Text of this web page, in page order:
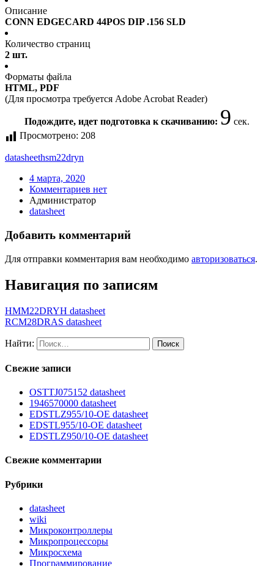
Описание
CONN EDGECARD 44POS DIP .156 SLD
Количество страниц
2 шт.
Форматы файла
HTML, PDF
(Для просмотра требуется Adobe Acrobat Reader)
Подождите, идет подготовка к скачиванию: 9 сек.
Просмотрено: 208
datasheethsm22dryn
4 марта, 2020
Комментариев нет
Администратор
datasheet
Добавить комментарий
Для отправки комментария вам необходимо авторизоваться.
Навигация по записям
HMM22DRYH datasheet
RCM28DRAS datasheet
Найти:
Свежие записи
OSTTJ075152 datasheet
1946570000 datasheet
EDSTLZ955/10-OE datasheet
EDSTL955/10-OE datasheet
EDSTLZ950/10-OE datasheet
Свежие комментарии
Рубрики
datasheet
wiki
Микроконтроллеры
Микропроцессоры
Микросхема
Программирование